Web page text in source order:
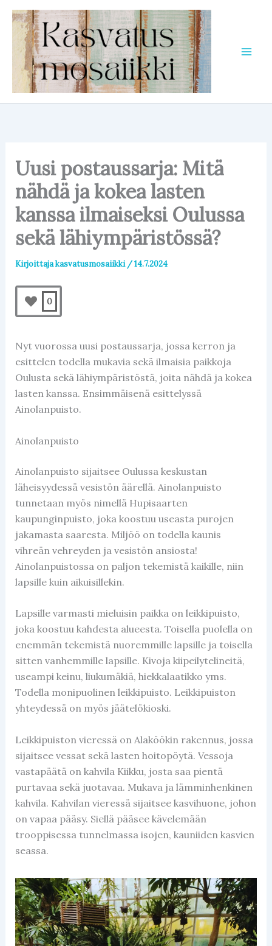
Siirry
sisältöön
Uusi postaussarja: Mitä
nähdä ja kokea lasten
kanssa ilmaiseksi Oulussa
sekä lähiympäristössä?
Kirjoittajakasvatusmosaiikki /14.7.2024
0
Nyt vuorossa uusi postaussarja, jossa kerron ja
esittelen todella mukavia sekä ilmaisia paikkoja
Oulusta sekä lähiympäristöstä, joita nähdä ja kokea
lasten kanssa. Ensimmäisenä esittelyssä
Ainolanpuisto.
Ainolanpuisto
Ainolanpuisto sijaitsee Oulussa keskustan
läheisyydessä vesistön äärellä. Ainolanpuisto
tunnetaan myös nimellä Hupisaarten
kaupunginpuisto, joka koostuu useasta purojen
jakamasta saaresta. Miljöö on todella kaunis
vihreän vehreyden ja vesistön ansiosta!
Ainolanpuistossa on paljon tekemistä kaikille, niin
lapsille kuin aikuisillekin.
Lapsille varmasti mieluisin paikka on leikkipuisto,
joka koostuu kahdesta alueesta. Toisella puolella on
enemmän tekemistä nuoremmille lapsille ja toisella
sitten vanhemmille lapsille. Kivoja kiipeilytelineitä,
useampi keinu, liukumäkiä, hiekkalaatikko yms.
Todella monipuolinen leikkipuisto. Leikkipuiston
yhteydessä on myös jäätelökioski.
Leikkipuiston vieressä on Alaköökin rakennus, jossa
sijaitsee vessat sekä lasten hoitopöytä. Vessoja
vastapäätä on kahvila Kiikku, josta saa pientä
purtavaa sekä juotavaa. Mukava ja lämminhenkinen
kahvila. Kahvilan vieressä sijaitsee kasvihuone, johon
on vapaa pääsy. Siellä pääsee kävelemään
trooppisessa tunnelmassa isojen, kauniiden kasvien
seassa.